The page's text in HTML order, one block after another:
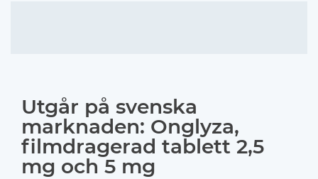
Utgår på svenska
marknaden: Onglyza,
filmdragerad tablett 2,5
mg och 5 mg